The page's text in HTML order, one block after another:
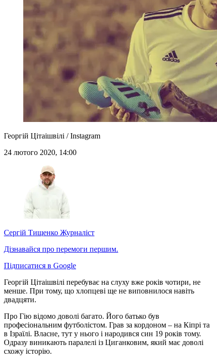
Георгій Цітаішвілі / Instagram
24 лютого 2020, 14:00
Сергій Тищенко Журналіст
Дізнавайся про перемоги першим.
Підписатися в Google
Георгій Цітаішвілі перебуває на слуху вже років чотири, не
менше. При тому, що хлопцеві ще не виповнилося навіть
двадцяти.
Про Гію відомо доволі багато. Його батько був
професіональним футболістом. Грав за кордоном – на Кіпрі та
в Ізраїлі. Власне, тут у нього і народився син 19 років тому.
Одразу виникають паралелі із Циганковим, який має доволі
схожу історію.